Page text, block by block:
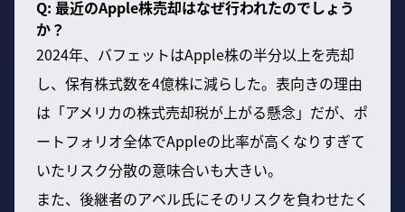
Q: 最近のApple株売却はなぜ行われたのでしょう
か？
2024年、バフェットはApple株の半分以上を売却
し、保有株式数を4億株に減らした。表向きの理由
は「アメリカの株式売却税が上がる懸念」だが、ポ
ートフォリオ全体でAppleの比率が高くなりすぎて
いたリスク分散の意味合いも大きい。
また、後継者のアベル氏にそのリスクを負わせたく